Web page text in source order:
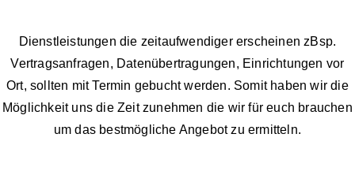
Dienstleistungen die zeitaufwendiger erscheinen zBsp.
Vertragsanfragen, Datenübertragungen, Einrichtungen vor
Ort, sollten mit Termin gebucht werden. Somit haben wir die
Möglichkeit uns die Zeit zunehmen die wir für euch brauchen
um das bestmögliche Angebot zu ermitteln.